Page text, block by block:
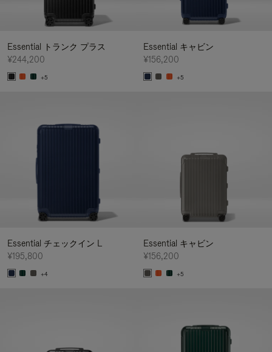
Essential トランク プラス
¥244,200
+5
Essential キャビン
¥156,200
+5
Essential チェックイン L
¥195,800
+4
Essential キャビン
¥156,200
+5